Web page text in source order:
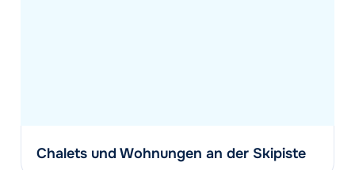
Chalets und Wohnungen an der Skipiste